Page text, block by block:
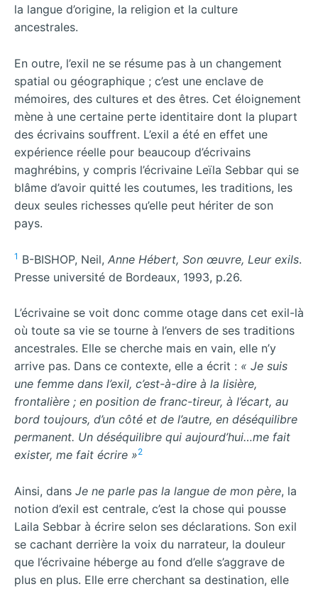
la langue d’origine, la religion et la culture
ancestrales.
En outre, l’exil ne se résume pas à un changement
spatial ou géographique ; c’est une enclave de
mémoires, des cultures et des êtres. Cet éloignement
mène à une certaine perte identitaire dont la plupart
des écrivains souffrent. L’exil a été en effet une
expérience réelle pour beaucoup d’écrivains
maghrébins, y compris l’écrivaine Leïla Sebbar qui se
blâme d’avoir quitté les coutumes, les traditions, les
deux seules richesses qu’elle peut hériter de son
pays.
1 B-BISHOP, Neil, Anne Hébert, Son œuvre, Leur exils.
Presse université de Bordeaux, 1993, p.26.
L’écrivaine se voit donc comme otage dans cet exil-là
où toute sa vie se tourne à l’envers de ses traditions
ancestrales. Elle se cherche mais en vain, elle n’y
arrive pas. Dans ce contexte, elle a écrit : « Je suis
une femme dans l’exil, c’est-à-dire à la lisière,
frontalière ; en position de franc-tireur, à l’écart, au
bord toujours, d’un côté et de l’autre, en déséquilibre
permanent. Un déséquilibre qui aujourd’hui…me fait
exister, me fait écrire »2
Ainsi, dans Je ne parle pas la langue de mon père, la
notion d’exil est centrale, c’est la chose qui pousse
Laila Sebbar à écrire selon ses déclarations. Son exil
se cachant derrière la voix du narrateur, la douleur
que l’écrivaine héberge au fond d’elle s’aggrave de
plus en plus. Elle erre cherchant sa destination, elle